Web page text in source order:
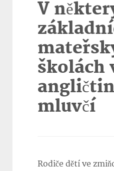
V
školách
mluvčí
Rodiče dětí ve